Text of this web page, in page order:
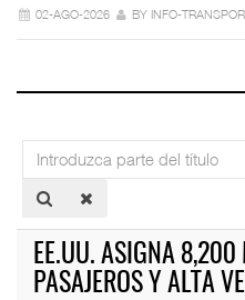
02-AGO-2026 BY INFO-
Introduzca
parte
del
EE.UU. ASIGNA 8,200
PASAJEROS Y ALTA